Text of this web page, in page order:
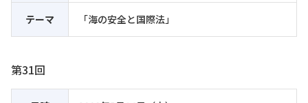
テーマ 「海の安全と国際法」
第31回